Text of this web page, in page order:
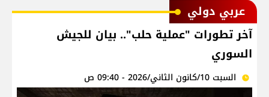
عربي دولي
آخر تطورات "عملية حلب".. بيان للجيش
السوري
السبت 10/كانون الثاني/2026 - 09:40 ص